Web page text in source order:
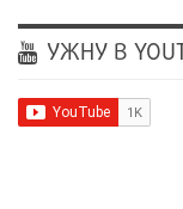
УЖНУ В